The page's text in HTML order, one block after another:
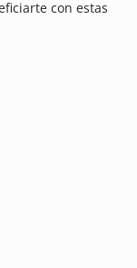
con estas